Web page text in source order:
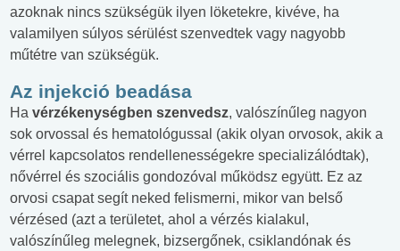
azoknak nincs szükségük ilyen löketekre, kivéve, ha
valamilyen súlyos sérülést szenvedtek vagy nagyobb
műtétre van szükségük.
Az injekció beadása
Ha vérzékenységben szenvedsz, valószínűleg nagyon
sok orvossal és hematológussal (akik olyan orvosok, akik a
vérrel kapcsolatos rendellenességekre specializálódtak),
nővérrel és szociális gondozóval működsz együtt. Ez az
orvosi csapat segít neked felismerni, mikor van belső
vérzésed (azt a területet, ahol a vérzés kialakul,
valószínűleg melegnek, bizsergőnek, csiklandónak és